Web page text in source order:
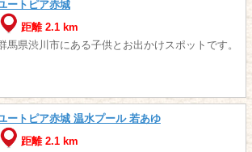
ートピア赤城
距離 2.1 km
馬県渋川市にある子供とお出かけスポットです。
ートピア赤城 温水プール 若あゆ
距離 2.1 km